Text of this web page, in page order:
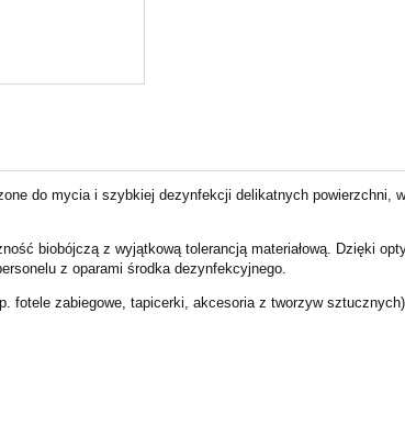
do mycia i szybkiej dezynfekcji delikatnych powierzchni,
biobójczą z wyjątkową tolerancją materiałową. Dzięki
z oparami środka dezynfekcyjnego.
fotele zabiegowe, tapicerki, akcesoria z tworzyw